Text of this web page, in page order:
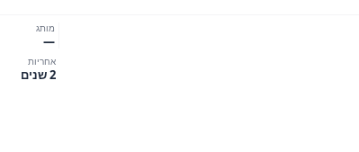
מותג
—
אחריות
2 שנים